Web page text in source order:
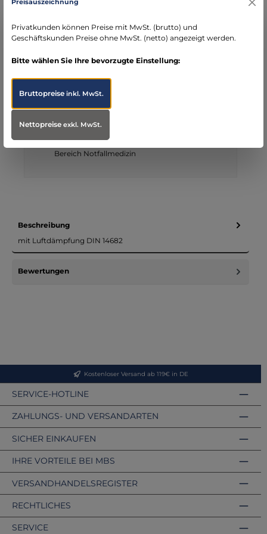
KreditkarteWero PayPal
Rechnung für Behörden
Ihre Vorteile bei MBS
Kostenloser Versand ab € 119,- Bestellwert (nur
schneller Versand mit DHL
seit über 15 Jahren kompetenter Partner im
Bereich Notfallmedizin
Beschreibung
mit Luftdämpfung DIN 14682
Bewertungen
Kostenloser Versand ab 119€ in DE
SERVICE-HOTLINE
ZAHLUNGS- UND VERSANDARTEN
VERSANDHANDELSREGISTER
SICHER EINKAUFEN
IHRE VORTEILE BEI MBS
RECHTLICHES
SERVICE
Preisauszeichnung
Privatkunden können Preise mit MwSt. (brutto) und
Geschäftskunden Preise ohne MwSt. (netto) angezeigt werden.
Bitte wählen Sie Ihre bevorzugte Einstellung:
Bruttopreiseinkl. MwSt.
Nettopreiseexkl. MwSt.